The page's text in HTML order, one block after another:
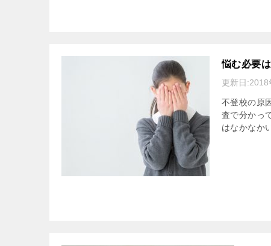
悩む必要
更新日:2018
不登校の原
査で分かっ
はなかなか